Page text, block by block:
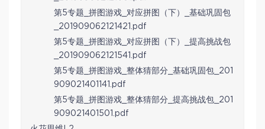
第5专题_拼图游戏_对应拼图（下）_基础巩固包
_201909062121421.pdf
第5专题_拼图游戏_对应拼图（下）_提高挑战包
_201909062121541.pdf
第5专题_拼图游戏_整体猜部分_基础巩固包_201
909021401141.pdf
第5专题_拼图游戏_整体猜部分_提高挑战包_201
909021401501.pdf